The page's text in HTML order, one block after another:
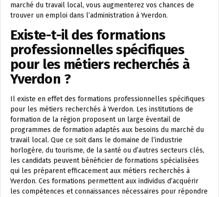
marché du travail local, vous augmenterez vos chances de
trouver un emploi dans l’administration à Yverdon.
Existe-t-il des formations
professionnelles spécifiques
pour les métiers recherchés à
Yverdon ?
Il existe en effet des formations professionnelles spécifiques
pour les métiers recherchés à Yverdon. Les institutions de
formation de la région proposent un large éventail de
programmes de formation adaptés aux besoins du marché du
travail local. Que ce soit dans le domaine de l’industrie
horlogère, du tourisme, de la santé ou d’autres secteurs clés,
les candidats peuvent bénéficier de formations spécialisées
qui les préparent efficacement aux métiers recherchés à
Yverdon. Ces formations permettent aux individus d’acquérir
les compétences et connaissances nécessaires pour répondre